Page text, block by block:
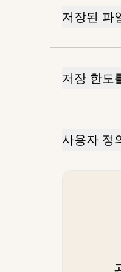
저장된 파
저장 한도
사용자 정